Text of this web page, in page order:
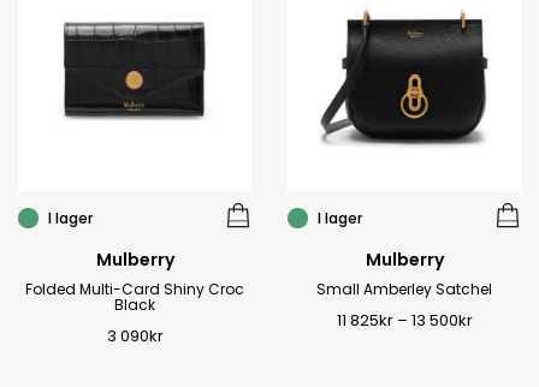
I lager
Mulberry
Folded Multi-Card Shiny Croc
Black
3 090kr
I lager
Mulberry
Small Amberley Satchel
11 825kr– 13 500kr